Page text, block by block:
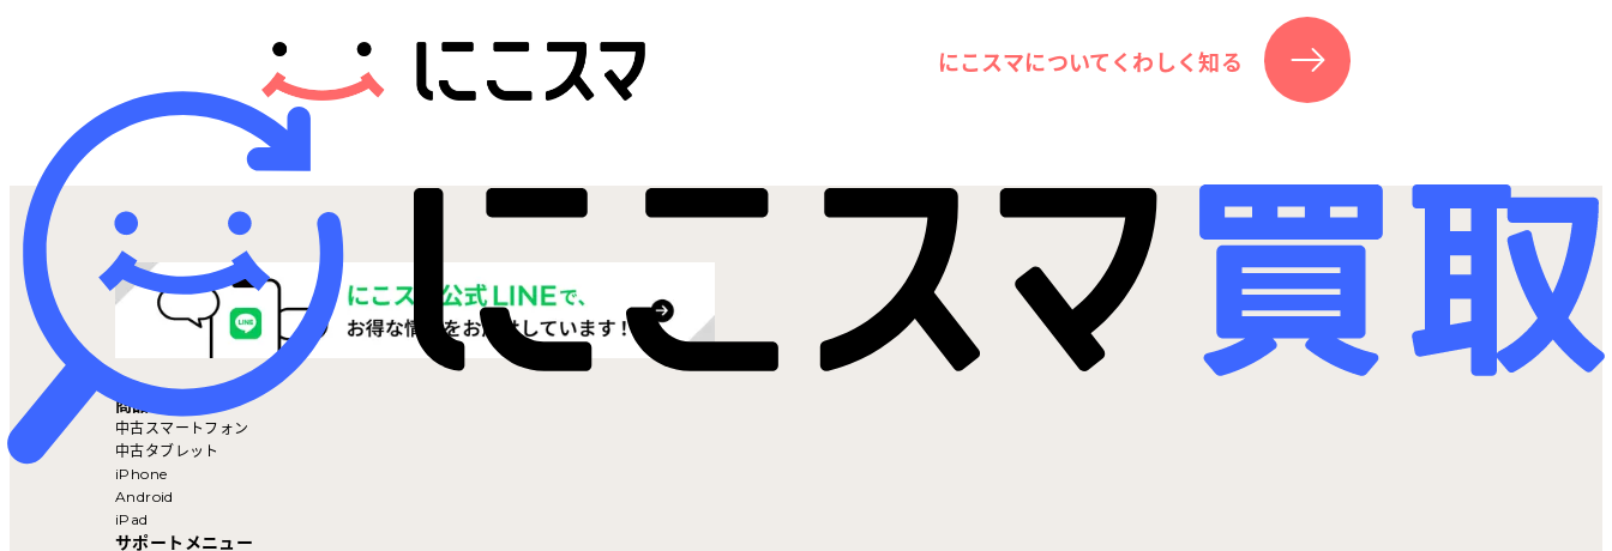
ニュース
にこスマ通信
マイページ
にこスマについてくわしく知る
商品を探す
中古スマートフォン
中古タブレット
iPhone
Android
iPad
サポートメニュー